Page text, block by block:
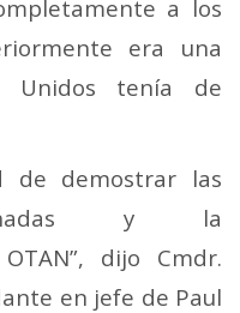
a los
era una
Unidos tenía de
de demostrar las
y la
dijo Cmdr.
en jefe de Paul